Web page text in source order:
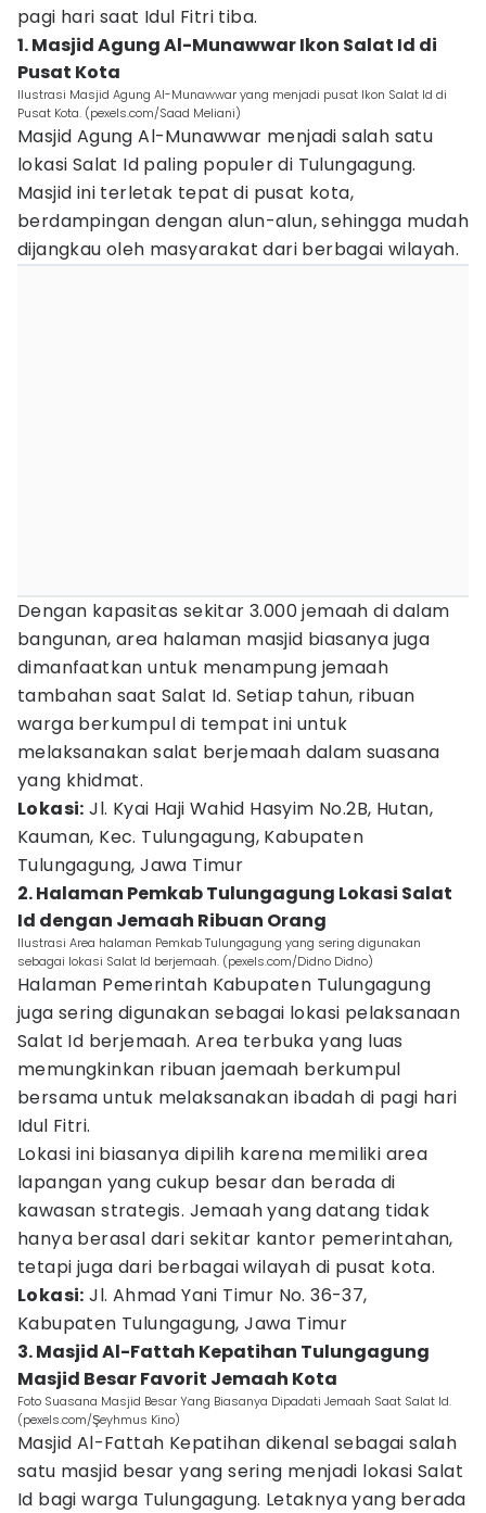
pagi hari saat Idul Fitri tiba.
1. Masjid Agung Al-Munawwar Ikon Salat Id di
Pusat Kota
Ilustrasi Masjid Agung Al-Munawwar yang menjadi pusat Ikon Salat Id di
Pusat Kota. (pexels.com/Saad Meliani)
Masjid Agung Al-Munawwar menjadi salah satu
lokasi Salat Id paling populer di Tulungagung.
Masjid ini terletak tepat di pusat kota,
berdampingan dengan alun-alun, sehingga mudah
dijangkau oleh masyarakat dari berbagai wilayah.
Dengan kapasitas sekitar 3.000 jemaah di dalam
bangunan, area halaman masjid biasanya juga
dimanfaatkan untuk menampung jemaah
tambahan saat Salat Id. Setiap tahun, ribuan
warga berkumpul di tempat ini untuk
melaksanakan salat berjemaah dalam suasana
yang khidmat.
Lokasi: Jl. Kyai Haji Wahid Hasyim No.2B, Hutan,
Kauman, Kec. Tulungagung, Kabupaten
Tulungagung, Jawa Timur
2. Halaman Pemkab Tulungagung Lokasi Salat
Id dengan Jemaah Ribuan Orang
Ilustrasi Area halaman Pemkab Tulungagung yang sering digunakan
sebagai lokasi Salat Id berjemaah. (pexels.com/Didno Didno)
Halaman Pemerintah Kabupaten Tulungagung
juga sering digunakan sebagai lokasi pelaksanaan
Salat Id berjemaah. Area terbuka yang luas
memungkinkan ribuan jaemaah berkumpul
bersama untuk melaksanakan ibadah di pagi hari
Idul Fitri.
Lokasi ini biasanya dipilih karena memiliki area
lapangan yang cukup besar dan berada di
kawasan strategis. Jemaah yang datang tidak
hanya berasal dari sekitar kantor pemerintahan,
tetapi juga dari berbagai wilayah di pusat kota.
Lokasi: Jl. Ahmad Yani Timur No. 36-37,
Kabupaten Tulungagung, Jawa Timur
3. Masjid Al-Fattah Kepatihan Tulungagung
Masjid Besar Favorit Jemaah Kota
Foto Suasana Masjid Besar Yang Biasanya Dipadati Jemaah Saat Salat Id.
(pexels.com/Şeyhmus Kino)
Masjid Al-Fattah Kepatihan dikenal sebagai salah
satu masjid besar yang sering menjadi lokasi Salat
Id bagi warga Tulungagung. Letaknya yang berada